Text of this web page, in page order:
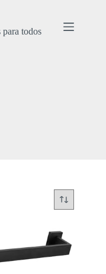
para todos